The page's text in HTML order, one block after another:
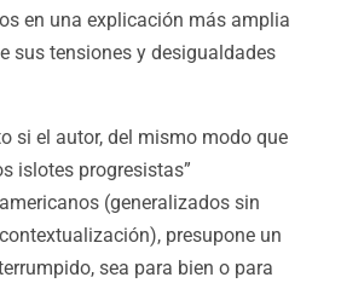
en una explicación más amplia
sus tensiones y desigualdades
si el autor, del mismo modo que
islotes progresistas”
(generalizados sin
presupone un
sea para bien o para